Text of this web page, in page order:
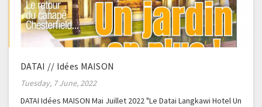
DATAI // Idées MAISON
Tuesday, 7 June, 2022
DATAI Idées MAISON Mai Juillet 2022 "Le Datai Langkawi Hotel Un